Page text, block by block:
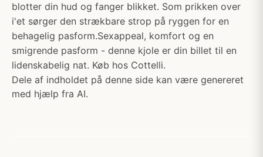
blotter din hud og fanger blikket. Som prikken over
i'et sørger den strækbare strop på ryggen for en
behagelig pasform.Sexappeal, komfort og en
smigrende pasform - denne kjole er din billet til en
lidenskabelig nat. Køb hos Cottelli.
Dele af indholdet på denne side kan være genereret
med hjælp fra AI.